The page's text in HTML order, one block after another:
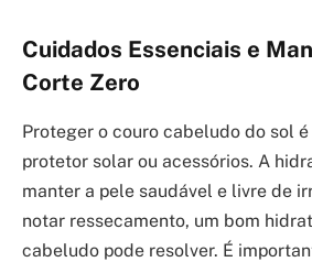
Cuidados Essenciais e
Corte Zero
Proteger o couro cabeludo do sol
protetor solar ou acessórios. A
manter a pele saudável e livre de
notar ressecamento, um bom
cabeludo pode resolver. É